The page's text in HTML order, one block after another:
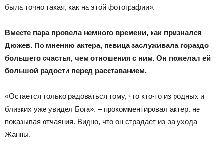
была точно такая, как на этой фотографии».
Вместе пара провела немного времени, как признался
Дюжев. По мнению актера, певица заслуживала гораздо
большего счастья, чем отношения с ним. Он пожелал ей
большой радости перед расставанием.
«Остается только радоваться тому, что кто-то из родных и
близких уже увидел Бога», – прокомментировал актер, не
показывая отчаяния. Видно, что он страдает из-за ухода
Жанны.